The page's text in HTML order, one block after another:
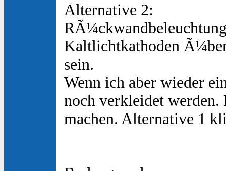
Alternative 2:
Kaltlichtkathoden
sein.
Wenn ich aber wieder
noch verkleidet werden.
machen. Alternative 1